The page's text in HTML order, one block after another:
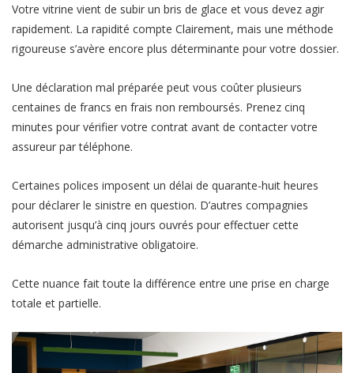
Votre vitrine vient de subir un bris de glace et vous devez agir
rapidement. La rapidité compte Clairement, mais une méthode
rigoureuse s’avère encore plus déterminante pour votre dossier.
Une déclaration mal préparée peut vous coûter plusieurs
centaines de francs en frais non remboursés. Prenez cinq
minutes pour vérifier votre contrat avant de contacter votre
assureur par téléphone.
Certaines polices imposent un délai de quarante-huit heures
pour déclarer le sinistre en question. D’autres compagnies
autorisent jusqu’à cinq jours ouvrés pour effectuer cette
démarche administrative obligatoire.
Cette nuance fait toute la différence entre une prise en charge
totale et partielle.